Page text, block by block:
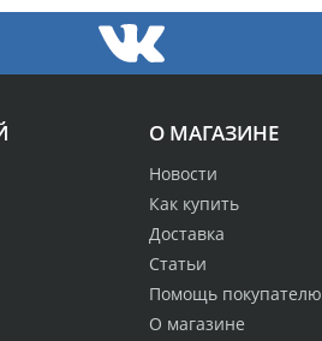
О МАГАЗИНЕ
Новости
Как купить
Доставка
Статьи
Помощь покупателю
О магазине